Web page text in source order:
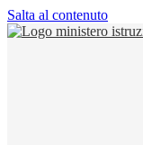
Salta al contenuto